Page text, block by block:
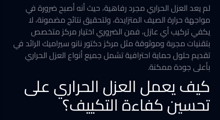
لم يعد العزل الحراري مجرد رفاهية، حيث أنه أصبح ضرورة في
مواجهة حرارة الصيف المتزايدة، ولتحقيق نتائج مضمونة، لا
يكفي تركيب أي عازل، فمن الضروري اختيار مركز متخصص
بتقنيات مجربة وموثوقة مثل مركز دكتور نانو سيراميك الرائد في
تقديم حلول حماية احترافية تشمل جميع أنواع العزل الحراري
بأعلى جودة ممكنة.
كيف يعمل العزل الحراري على
تحسين كفاءة التكييف؟